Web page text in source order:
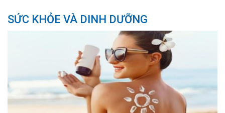
SỨC KHỎE VÀ DINH DƯỠNG